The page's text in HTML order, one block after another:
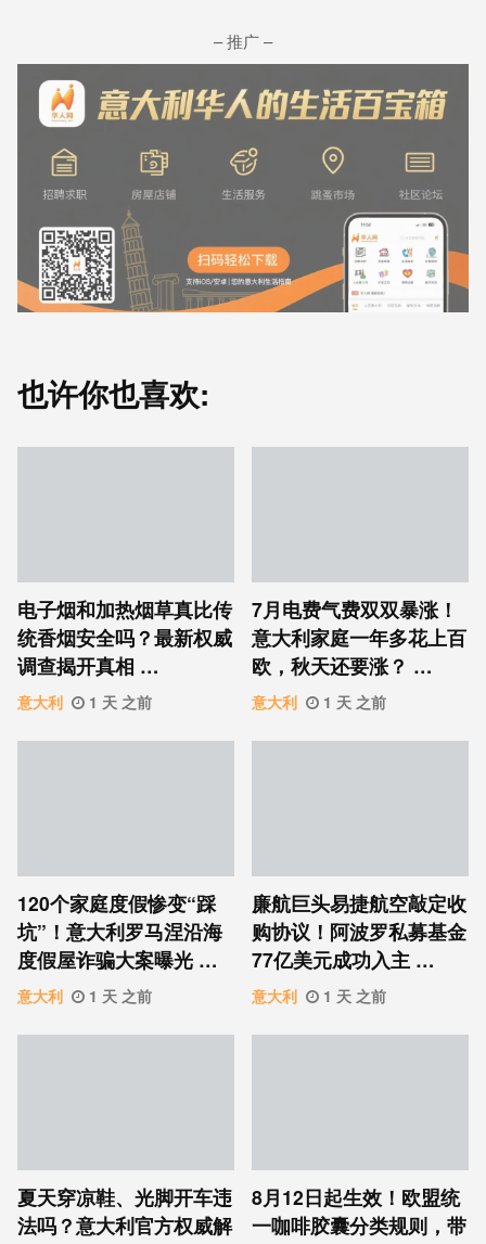
– 推广 –
也许你也喜欢:
电子烟和加热烟草真比传
统香烟安全吗？最新权威
调查揭开真相 …
意大利 1 天 之前
7月电费气费双双暴涨！
意大利家庭一年多花上百
欧，秋天还要涨？ …
意大利 1 天 之前
120个家庭度假惨变“踩
坑”！意大利罗马涅沿海
度假屋诈骗大案曝光 …
意大利 1 天 之前
廉航巨头易捷航空敲定收
购协议！阿波罗私募基金
77亿美元成功入主 …
意大利 1 天 之前
夏天穿凉鞋、光脚开车违
法吗？意大利官方权威解
8月12日起生效！欧盟统
一咖啡胶囊分类规则，带